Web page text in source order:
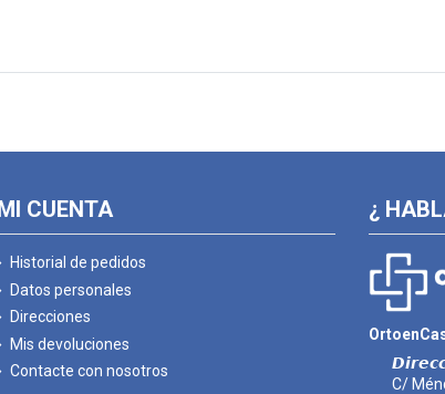
CUENTA
Historial de pedidos
Datos personales
Direcciones
Mis devoluciones
Contacte con nosotros
¿
C/